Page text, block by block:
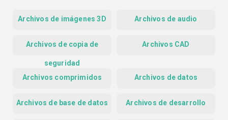
Archivos de imágenes 3D Archivos de audio
Archivos de copia de
seguridad
Archivos CAD
Archivos comprimidos Archivos de datos
Archivos de base de datos Archivos de desarrollo